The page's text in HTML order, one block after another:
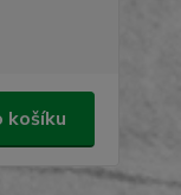
košíku